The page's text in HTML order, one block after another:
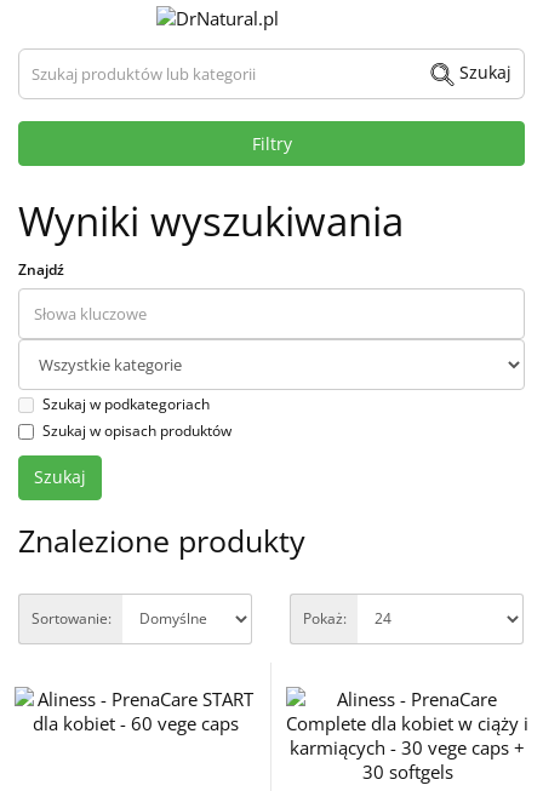
Szukaj produktów lub kategorii Szukaj
Filtry
Wyniki wyszukiwania
Znajdź
Szukaj w podkategoriach
Szukaj w opisach produktów
Znalezione produkty
Sortowanie: Pokaż: